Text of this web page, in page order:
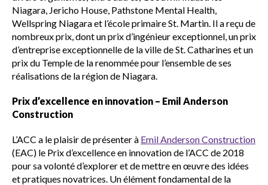
Niagara, Jericho House, Pathstone Mental Health,
Wellspring Niagara et l’école primaire St. Martin. Il a reçu de
nombreux prix, dont un prix d’ingénieur exceptionnel, un prix
d’entreprise exceptionnelle de la ville de St. Catharines et un
prix du Temple de la renommée pour l’ensemble de ses
réalisations de la région de Niagara.
Prix d’excellence en innovation – Emil Anderson
Construction
L’ACC a le plaisir de présenter à Emil Anderson Construction
(EAC) le Prix d’excellence en innovation de l’ACC de 2018
pour sa volonté d’explorer et de mettre en œuvre des idées
et pratiques novatrices. Un élément fondamental de la